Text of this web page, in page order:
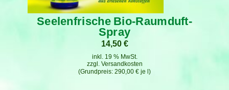
Seelenfrische Bio-Raumduft-
Spray
14,50 €
290,00 € je l
inkl. 19 % MwSt.
zzgl. Versandkosten